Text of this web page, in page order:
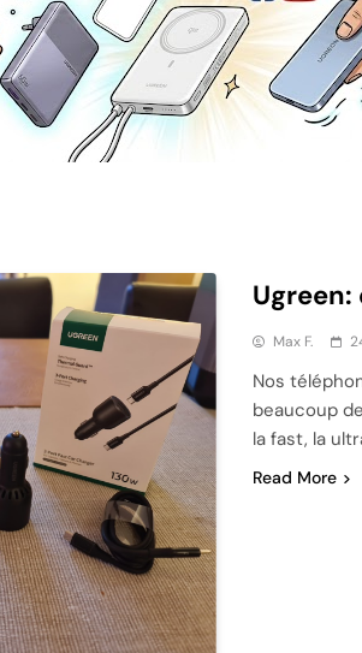
Max F.
Nos
beaucoup
la fast, la
Read More